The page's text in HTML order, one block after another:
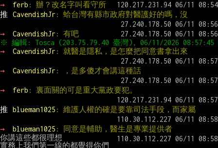
→ ferb : 辦？改名字叫看守所
推
CavendishJr : 蛤台灣有縣市政府對醫護好的嗎，沒
→ CavendishJr : 有吧
→
CavendishJr : 就醫是隱私，是怎麼把同意書拿出來
→ CavendishJr : ，是多傻才會講這種話
→ ferb : 裏面關的可是重大黨政要犯。
推 blueman1025 : 維護人權的確是要靠司法手段，而家屬
→ blueman1025 : 同意是輔助，醫生是專業提供者
你講這些都很理想
實務上我們第一線的都覺得你們